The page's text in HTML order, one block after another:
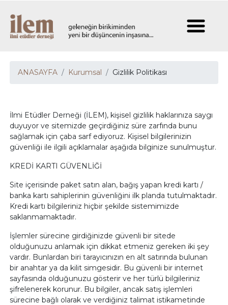
ANASAYFA Kurumsal Gizlilik Politikası
İlmi Etüdler Derneği (İLEM), kişisel gizlilik haklarınıza saygı
duyuyor ve sitemizde geçirdiğiniz süre zarfında bunu
sağlamak için çaba sarf ediyoruz. Kişisel bilgilerinizin
güvenliği ile ilgili açıklamalar aşağıda bilginize sunulmuştur.
KREDİ KARTI GÜVENLİĞİ
Site içerisinde paket satın alan, bağış yapan kredi kartı /
banka kartı sahiplerinin güvenliğini ilk planda tutulmaktadır.
Kredi kartı bilgileriniz hiçbir şekilde sistemimizde
saklanmamaktadır.
İşlemler sürecine girdiğinizde güvenli bir sitede
olduğunuzu anlamak için dikkat etmeniz gereken iki şey
vardır. Bunlardan biri tarayıcınızın en alt satırında bulunan
bir anahtar ya da kilit simgesidir. Bu güvenli bir internet
sayfasında olduğunuzu gösterir ve her türlü bilgileriniz
şifrelenerek korunur. Bu bilgiler, ancak satış işlemleri
sürecine bağlı olarak ve verdiğiniz talimat istikametinde